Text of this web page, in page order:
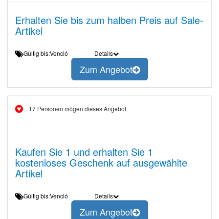
Erhalten Sie bis zum halben Preis auf Sale-
Artikel
Gültig bis:Venció Details
Zum Angebot
17 Personen mögen dieses Angebot
Kaufen Sie 1 und erhalten Sie 1
kostenloses Geschenk auf ausgewählte
Artikel
Gültig bis:Venció Details
Zum Angebot